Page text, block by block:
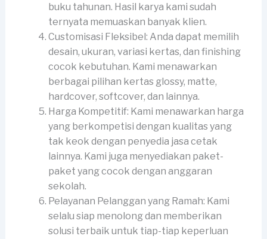
buku tahunan. Hasil karya kami sudah
ternyata memuaskan banyak klien.
Customisasi Fleksibel: Anda dapat memilih
desain, ukuran, variasi kertas, dan finishing
cocok kebutuhan. Kami menawarkan
berbagai pilihan kertas glossy, matte,
hardcover, softcover, dan lainnya.
Harga Kompetitif: Kami menawarkan harga
yang berkompetisi dengan kualitas yang
tak keok dengan penyedia jasa cetak
lainnya. Kami juga menyediakan paket-
paket yang cocok dengan anggaran
sekolah.
Pelayanan Pelanggan yang Ramah: Kami
selalu siap menolong dan memberikan
solusi terbaik untuk tiap-tiap keperluan